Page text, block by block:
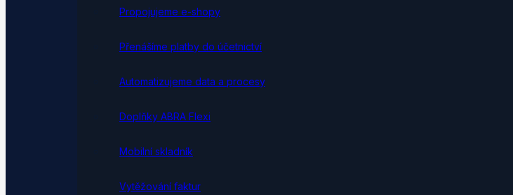
Propojujeme e-shopy
Přenášíme platby do účetnictví
Automatizujeme data a procesy
Doplňky ABRA Flexi
Mobilní skladník
Vytěžování faktur